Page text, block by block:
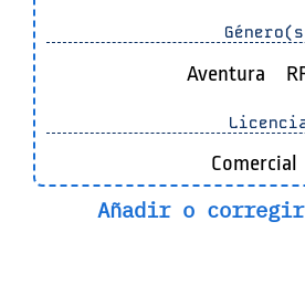
Aventura
Comercial
Añadir o